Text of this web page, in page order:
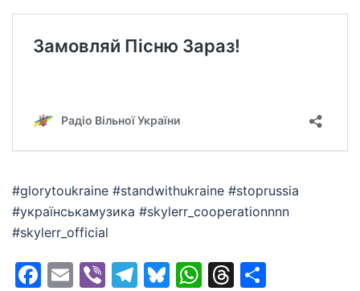
#glorytoukraine #standwithukraine #stoprussia
#українськамузика #skylerr_cooperationnnn
#skylerr_official
Facebook
EmailViberTelegram
Bluesky
WhatsApp
Threads